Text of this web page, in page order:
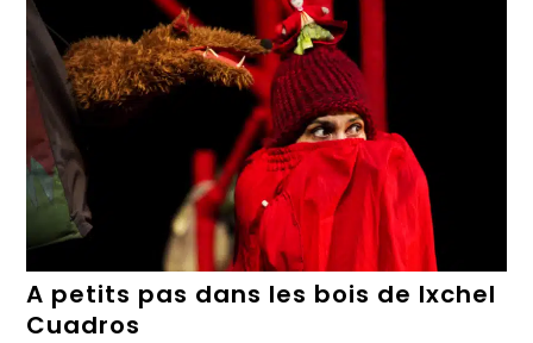
A petits pas dans les bois de Ixchel
Cuadros